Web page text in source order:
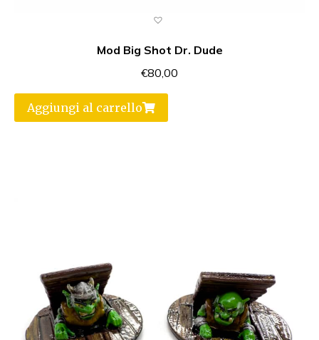
Mod Big Shot Dr. Dude
€80,00
Aggiungi al carrello